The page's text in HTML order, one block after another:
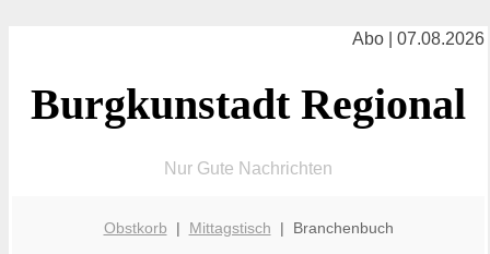
Abo | 07.08.2026
Burgkunstadt Regional
Nur Gute Nachrichten
Obstkorb | Mittagstisch | Branchenbuch